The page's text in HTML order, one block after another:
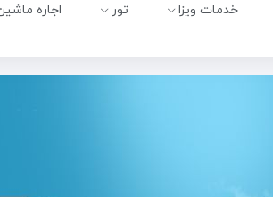
خدمات ویزا تور اجاره